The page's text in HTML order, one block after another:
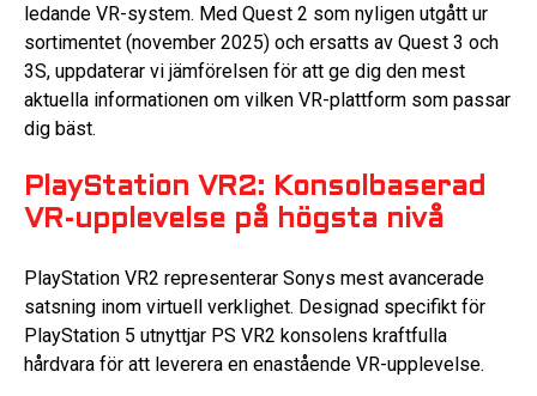
ledande VR-system. Med Quest 2 som nyligen utgått ur
sortimentet (november 2025) och ersatts av Quest 3 och
3S, uppdaterar vi jämförelsen för att ge dig den mest
aktuella informationen om vilken VR-plattform som passar
dig bäst.
PlayStation VR2: Konsolbaserad
VR-upplevelse på högsta nivå
PlayStation VR2 representerar Sonys mest avancerade
satsning inom virtuell verklighet. Designad specifikt för
PlayStation 5 utnyttjar PS VR2 konsolens kraftfulla
hårdvara för att leverera en enastående VR-upplevelse.